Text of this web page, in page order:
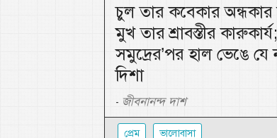
চুল তার কবেকার অন্ধকার
মুখ তার শ্রাবস্তীর
সমুদ্রের’পর হাল ভেঙে যে
দিশা
- জীবনানন্দ দাশ
প্রেম ভালোবাসা